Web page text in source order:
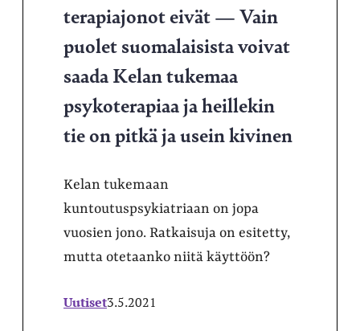
terapiajonot eivät — Vain
puolet suomalaisista voivat
saada Kelan tukemaa
psykoterapiaa ja heillekin
tie on pitkä ja usein kivinen
Kelan tukemaan
kuntoutuspsykiatriaan on jopa
vuosien jono. Ratkaisuja on esitetty,
mutta otetaanko niitä käyttöön?
Uutiset3.5.2021